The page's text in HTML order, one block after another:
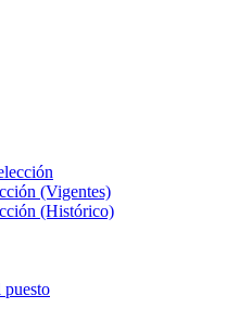
(Vigentes)
(Histórico)